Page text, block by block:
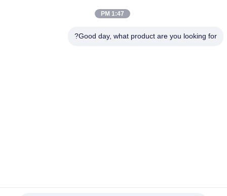
1:47 PM
Good day, what product are you looking for?